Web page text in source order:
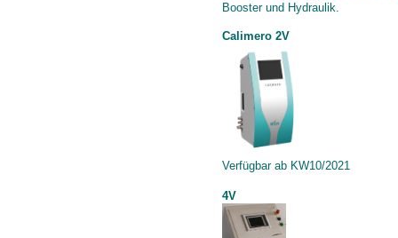
Booster und Hydraulik.
Calimero 2V
Verfügbar ab KW10/2021
4V